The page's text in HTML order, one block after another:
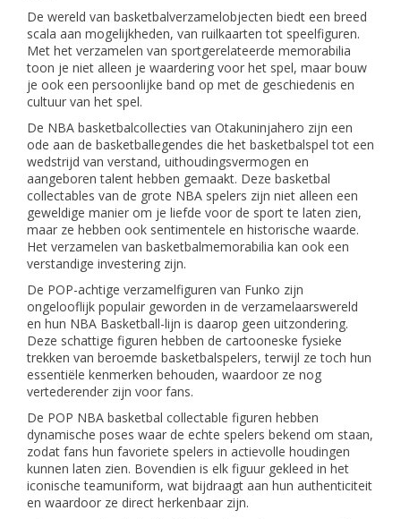
De wereld van basketbalverzamelobjecten biedt een breed
scala aan mogelijkheden, van ruilkaarten tot speelfiguren.
Met het verzamelen van sportgerelateerde memorabilia
toon je niet alleen je waardering voor het spel, maar bouw
je ook een persoonlijke band op met de geschiedenis en
cultuur van het spel.
De NBA basketbalcollecties van Otakuninjahero zijn een
ode aan de basketballegendes die het basketbalspel tot een
wedstrijd van verstand, uithoudingsvermogen en
aangeboren talent hebben gemaakt. Deze basketbal
collectables van de grote NBA spelers zijn niet alleen een
geweldige manier om je liefde voor de sport te laten zien,
maar ze hebben ook sentimentele en historische waarde.
Het verzamelen van basketbalmemorabilia kan ook een
verstandige investering zijn.
De POP-achtige verzamelfiguren van Funko zijn
ongelooflijk populair geworden in de verzamelaarswereld
en hun NBA Basketball-lijn is daarop geen uitzondering.
Deze schattige figuren hebben de cartooneske fysieke
trekken van beroemde basketbalspelers, terwijl ze toch hun
essentiële kenmerken behouden, waardoor ze nog
vertederender zijn voor fans.
De POP NBA basketbal collectable figuren hebben
dynamische poses waar de echte spelers bekend om staan,
zodat fans hun favoriete spelers in actievolle houdingen
kunnen laten zien. Bovendien is elk figuur gekleed in het
iconische teamuniform, wat bijdraagt aan hun authenticiteit
en waardoor ze direct herkenbaar zijn.